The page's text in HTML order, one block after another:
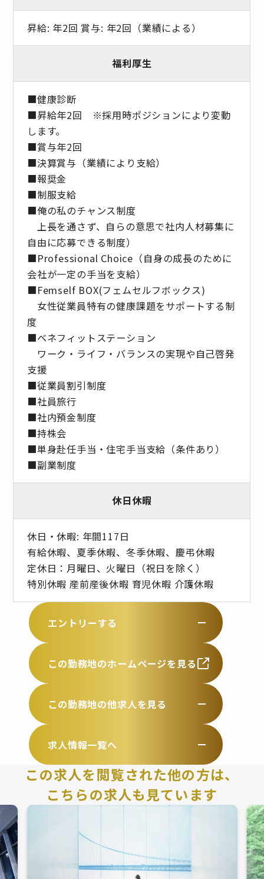
昇給: 年2回 賞与: 年2回（業績による）
福利厚生
■健康診断
■昇給年2回 ※採⽤時ポジションにより変動
します。
■賞与年2回
■決算賞与（業績により⽀給）
■報奨⾦
■制服支給
■俺の私のチャンス制度
上長を通さず、自らの意思で社内人材募集に
自由に応募できる制度）
■Professional Choice（自身の成長のために
会社が⼀定の手当を支給）
■Femself BOX(フェムセルフボックス)
女性従業員特有の健康課題をサポートする制
度
■ベネフィットステーション
ワーク・ライフ・バランスの実現や自己啓発
支援
■従業員割引制度
■社員旅⾏
■社内預⾦制度
■持株会
■単身赴任手当・住宅手当支給（条件あり）
■副業制度
休日休暇
休日・休暇: 年間117日
有給休暇、夏季休暇、冬季休暇、慶弔休暇
定休日：月曜日、火曜日（祝日を除く）
特別休暇 産前産後休暇 育児休暇 介護休暇
エントリーする
この勤務地のホームページを見る
この勤務地の他求人を見る
求人情報一覧へ
この求人を閲覧された他の方は、
こちらの求人も見ています